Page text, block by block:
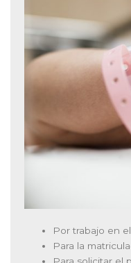
Por trabajo en
Para la